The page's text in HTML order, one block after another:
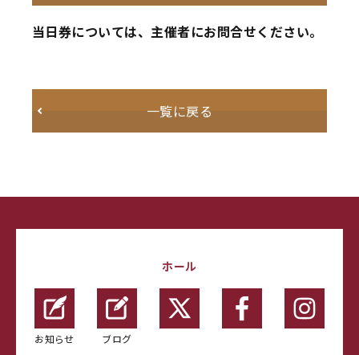
当日券については、主催者にお問合せください。
一覧に戻る
ホール
お知らせ ブログ